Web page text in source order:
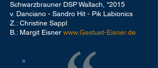
Schwarzbrauner DSP Wallach, *2015
v. Danciano - Sandro Hit - Pik Labionics
Z.: Christine Sappl
B.: Margit Eisner www.Gestuet-Eisner.de